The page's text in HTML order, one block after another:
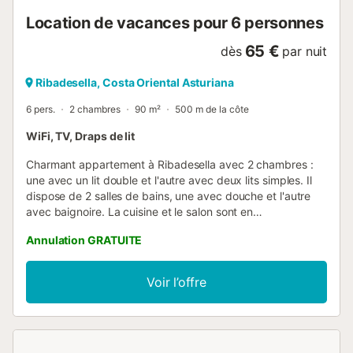
Location de vacances pour 6 personnes
dès 65 € par nuit
Ribadesella, Costa Oriental Asturiana
6 pers. 2 chambres 90 m² 500 m de la côte
WiFi, TV, Draps de lit
Charmant appartement à Ribadesella avec 2 chambres :
une avec un lit double et l'autre avec deux lits simples. Il
dispose de 2 salles de bains, une avec douche et l'autre
avec baignoire. La cuisine et le salon sont en
en face du logement. Veuillez noter qu'il n'y a **pas**
d'ascenseur ni d'accès pour personnes à mobilité
Annulation GRATUITE
Voir l’offre